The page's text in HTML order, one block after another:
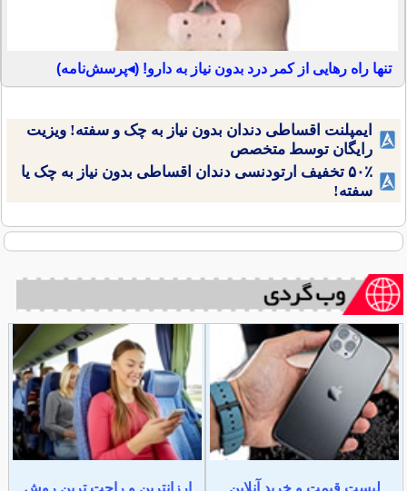
تنها راه رهایی از کمر درد بدون نیاز به دارو! (◂پرسش‌نامه)
ایمپلنت اقساطی دندان بدون نیاز به چک و سفته! ویزیت
رایگان توسط متخصص
۵۰٪ تخفیف ارتودنسی دندان اقساطی بدون نیاز به چک یا
سفته!
لیست قیمت و خرید آنلاین
ارزانترین و راحت ترین روش